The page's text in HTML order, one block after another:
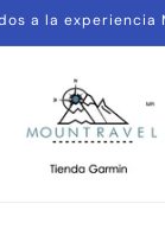
a la experiencia